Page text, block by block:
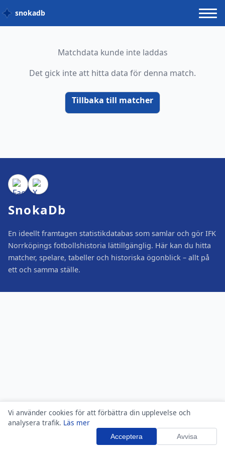
Vi använder cookies för att förbättra din upplevelse och
analysera trafik. Läs mer
Acceptera Avvisa
snokadb
Matchdata kunde inte laddas
Det gick inte att hitta data för denna match.
Tillbaka till matcher
SnokaDb
En ideellt framtagen statistikdatabas som samlar och gör IFK
Norrköpings fotbollshistoria lättillgänglig. Här kan du hitta
matcher, spelare, tabeller och historiska ögonblick – allt på
ett och samma ställe.